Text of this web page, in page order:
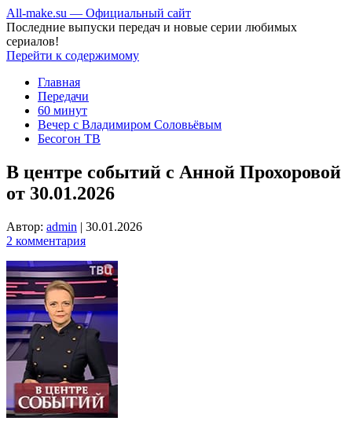
All-make.su — Официальный сайт
Последние выпуски передач и новые серии любимых
сериалов!
Перейти к содержимому
Главная
Передачи
60 минут
Вечер с Владимиром Соловьёвым
Бесогон ТВ
В центре событий с Анной Прохоровой
от 30.01.2026
Автор: admin | 30.01.2026
2 комментария